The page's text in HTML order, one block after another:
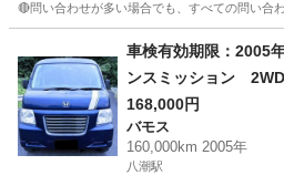
🔴問い合わせが多い場合でも、すべての問い
鶴ヶ島駅 アクティ
車検有効期限：2005
ンスミッション
転可能
168,000円
バモス
160,000km 2005年
八潮駅